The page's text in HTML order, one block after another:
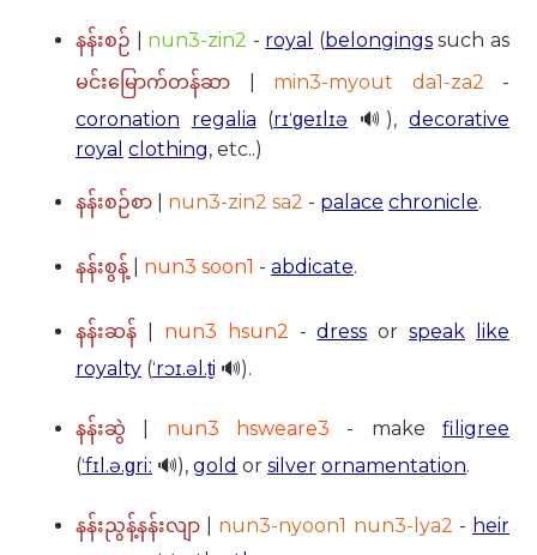
နန်းစဉ် nun3-zin2 - royal (belongingssuch as
မင်းမြောက်တန်ဆာ min3-myout da1-za2 -
coronation
regalia (rɪˈɡeɪlɪə 🔊),decorative
royal clothing, etc..)
နန်းစဉ်စာ nun3-zin2 sa2 - palace chronicle.
နန်းစွန့် nun3 soon1 - abdicate.
နန်းဆန် nun3 hsun2 -dress orspeak
like
royalty (ˈrɔɪ.əl.t̬i 🔊).
နန်းဆွဲ nun3 hsweare3 - makefiligree
(ˈfɪl.ə.ɡriː 🔊), gold or silver ornamentation.
နန်းညွန့်နန်းလျာ nun3-nyoon1 nun3-lya2 - heir